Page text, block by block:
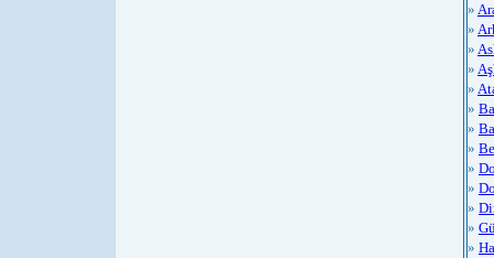
»
»
»
»
»
»
»
»
»
»
»
»
»